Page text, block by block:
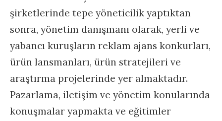
şirketlerinde tepe yöneticilik yaptıktan
sonra, yönetim danışmanı olarak, yerli ve
yabancı kuruşların reklam ajans konkurları,
ürün lansmanları, ürün stratejileri ve
araştırma projelerinde yer almaktadır.
Pazarlama, iletişim ve yönetim konularında
konuşmalar yapmakta ve eğitimler